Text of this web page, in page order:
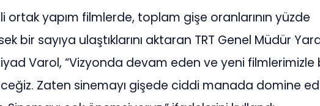
ortak yapım filmlerde, toplam gişe oranlarının yüzde
bir sayıya ulaştıklarını aktaran TRT Genel Müdür
Varol, “Vizyonda devam eden ve yeni filmlerimizle
Zaten sinemayı gişede ciddi manada domine